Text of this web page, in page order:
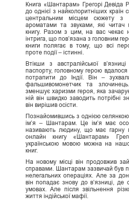
Книга «Шантарам» Грегорі
до однієї з найколоритніших країн
центральним місцем сюжету з
ароматами та звуками, які читач
книгу. Разом з цим, на вас чекає
інтрига, що пов’язана з головним
книги полягає в тому, що всі
проте події – істинні.
Втікши з австралійської
паспорту, головному герою вдалося
потрапити до Індії. Він –
фальшивомонетчик та
зменшує харизми героя, яка
ній він швидко заводить потрібні
він вирішив осісти.
Познайомившись з однією
ім’я – Шантарам. Це ім’я має
називають людину, що має гарну
онлайн книгу «Шантарам»
українською мовою можна на
книг.
На новому місці він продовжив
справами. Шантарам зазвичай був
нелегальних операціях. Але за
він попадає знову до в’язниці, де
умовах. Але після звільнення
життя індійської мафії.